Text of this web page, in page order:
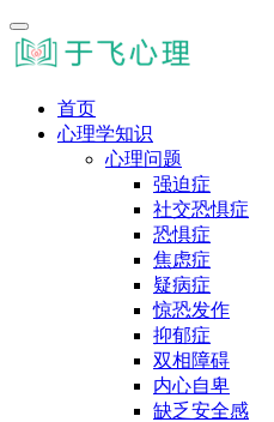
首页
心理学知识
心理问题
强迫症
社交恐惧症
恐惧症
焦虑症
疑病症
惊恐发作
抑郁症
双相障碍
内心自卑
缺乏安全感